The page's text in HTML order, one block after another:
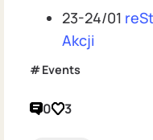
23-24/01
Akcji
Events
0 3